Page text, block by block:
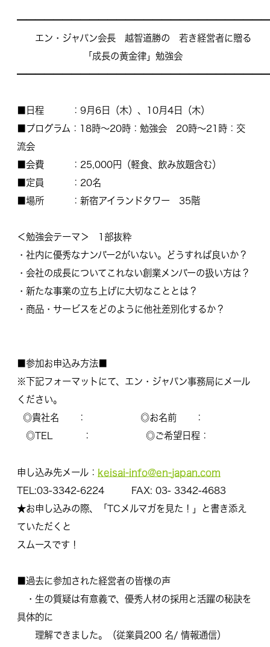
エン・ジャパン会長 越智道勝の 若き経営者に贈る
「成長の黄金律」勉強会
■日程 ：9月6日（木）、10月4日（木）
■プログラム：18時～20時：勉強会 20時～21時：交
流会
■会費 ：25,000円（軽食、飲み放題含む）
■定員 ：20名
■場所 ：新宿アイランドタワー 35階
＜勉強会テーマ＞ 1部抜粋
・社内に優秀なナンバー2がいない。どうすれば良いか？
・会社の成長についてこれない創業メンバーの扱い方は？
・新たな事業の立ち上げに大切なこととは？
・商品・サービスをどのように他社差別化するか？
■参加お申込み方法■
※下記フォーマットにて、エン・ ジャパン事務局にメール
ください。
◎貴社名 ： ◎お名前 ：
◎TEL ： ◎ご希望日程：
申し込み先メール： keisai-info@en-japan.com
TEL:03-3342-6224 FAX: 03- 3342-4683
★お申し込みの際、「TCメルマガを見た！」と書き添え
ていただくと
スムースです！
■過去に参加された経営者の皆様の声
・生の質疑は有意義で、優秀人材の採用と活躍の秘訣を
具体的に
理解できました。（従業員200 名/ 情報通信）